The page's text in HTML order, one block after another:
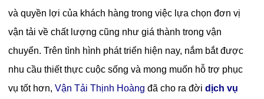
và quyền lợi của khách hàng trong việc lựa chọn đơn vị
vận tải về chất lượng cũng như giá thành trong vận
chuyển. Trên tình hình phát triển hiện nay, nắm bắt được
nhu cầu thiết thực cuộc sống và mong muốn hỗ trợ phục
vụ tốt hơn,Vận Tải Thịnh Hoàng đã cho ra đờidịch vụ